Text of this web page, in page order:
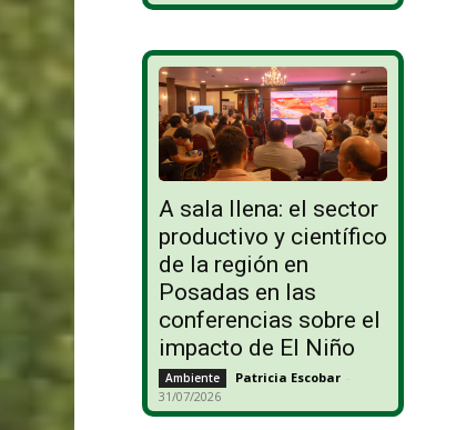
A sala llena: el sector
productivo y científico
de la región en
Posadas en las
conferencias sobre el
impacto de El Niño
Ambiente Patricia Escobar -
31/07/2026